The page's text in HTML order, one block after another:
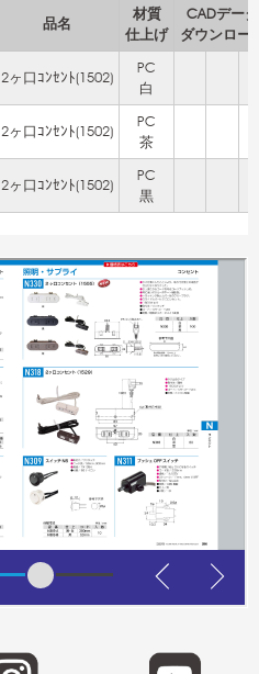
品名
材質
仕上げ
CADデータ
ダウンロー
2ヶ口ｺﾝｾﾝﾄ(1502)
PC
白
2ヶ口ｺﾝｾﾝﾄ(1502)
PC
茶
2ヶ口ｺﾝｾﾝﾄ(1502)
PC
黒